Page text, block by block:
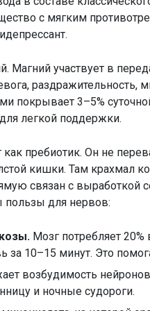
с мягким
Магний участвует в
покрывает 3–5%
легкой поддержки.
как пребиотик. Он не
кишки. Там крахмал
связан с выработкой
пользы для нервов:
Мозг потребляет 20%
за 10–15 минут. Это
возбудимость
и ночные судороги.